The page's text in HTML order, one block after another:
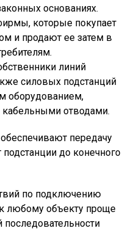
основаниях.
которые покупает
и продают ее затем в
линий
силовых подстанций
оборудованием,
отводами.
передачу
подстанции до конечного
по подключению
любому объекту проще